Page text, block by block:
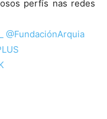
perfís nas redes
@FundaciónArquia